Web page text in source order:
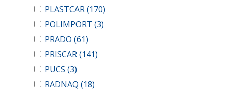
PLASTCAR(170)
POLIMPORT (3)
PRADO (61)
PRISCAR(141)
PUCS (3)
RADNAQ (18)